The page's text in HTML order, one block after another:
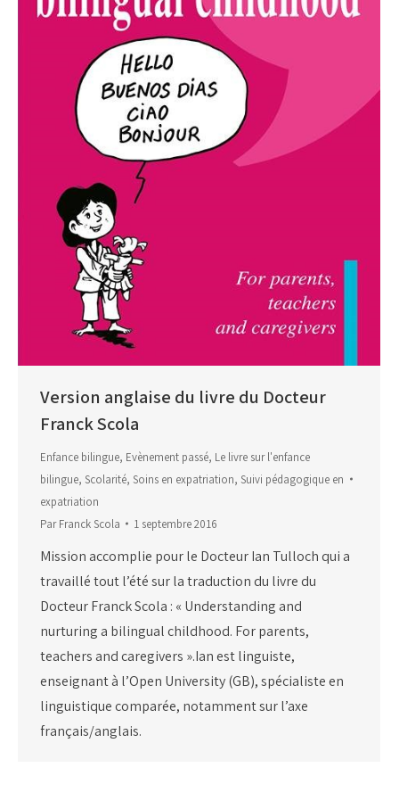
Version anglaise du livre du Docteur
Franck Scola
Enfance bilingue, Evènement passé, Le livre sur l'enfance
bilingue, Scolarité, Soins en expatriation, Suivi pédagogique en
expatriation
ParFranck Scola 1 septembre 2016
Mission accomplie pour le Docteur Ian Tulloch qui a
travaillé tout l’été sur la traduction du livre du
Docteur Franck Scola : « Understanding and
nurturing a bilingual childhood. For parents,
teachers and caregivers ».Ian est linguiste,
enseignant à l’Open University (GB), spécialiste en
linguistique comparée, notamment sur l’axe
français/anglais.